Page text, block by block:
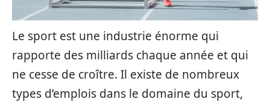
Le sport est une industrie énorme qui
rapporte des milliards chaque année et qui
ne cesse de croître. Il existe de nombreux
types d’emplois dans le domaine du sport,